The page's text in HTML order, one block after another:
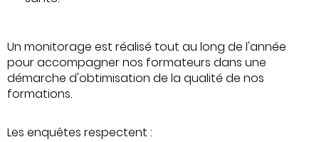
Un monitorage est réalisé tout au long de l'année
pour accompagner nos formateurs dans une
démarche d'obtimisation de la qualité de nos
formations.
Les enquêtes respectent :